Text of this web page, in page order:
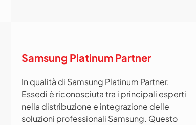
Samsung Platinum Partner
In qualità di Samsung Platinum Partner,
Essedi è riconosciuta tra i principali esperti
nella distribuzione e integrazione delle
soluzioni professionali Samsung. Questo